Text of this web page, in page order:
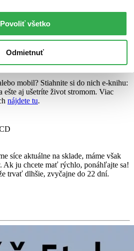
Povoliť všetko
Odmietnuť
trvať dlhšie, zvyčajne do 16 dní.
MOBI
mobil? Stiahnite si do nich e-knihu:
ešte aj ušetríte život stromom. Viac
nájdete tu.
síce aktuálne na sklade, máme však
Ak ju chcete mať rýchlo, ponáhľajte sa!
trvať dlhšie, zvyčajne do 22 dní.